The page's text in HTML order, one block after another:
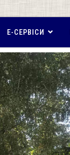
E-СЕРВІСИ